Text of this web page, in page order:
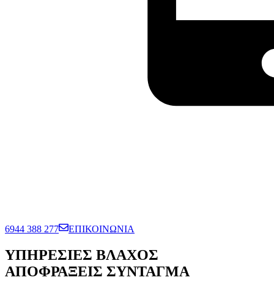
6944 388 277 ΕΠΙΚΟΙΝΩΝΙΑ
ΥΠΗΡΕΣΙΕΣ ΒΛΑΧΟΣ
ΑΠΟΦΡΑΞΕΙΣ ΣΥΝΤΑΓΜΑ